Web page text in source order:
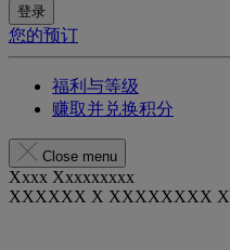
登录
您的预订
福利与等级
赚取并兑换积分
Close menu
Xxxx Xxxxxxxxx
XXXXXX X XXXXXXXX X